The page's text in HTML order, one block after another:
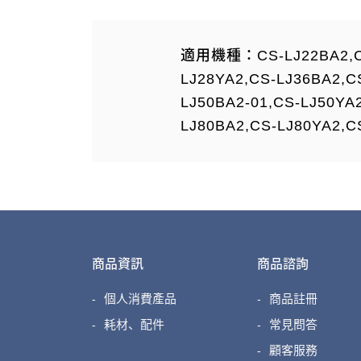
適用機種：CS-
LJ28YA2,CS-
LJ50BA2-01,CS-
LJ80BA2,CS-
商品資訊
個人消費產品
耗材、配件
商品諮詢
商品註冊
常見問答
顧客服務